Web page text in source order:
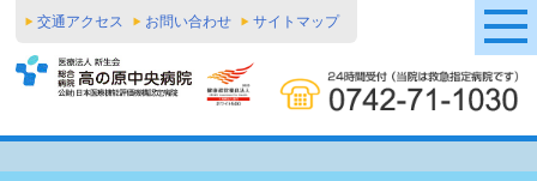
交通アクセス お問い合わせ サイトマップ